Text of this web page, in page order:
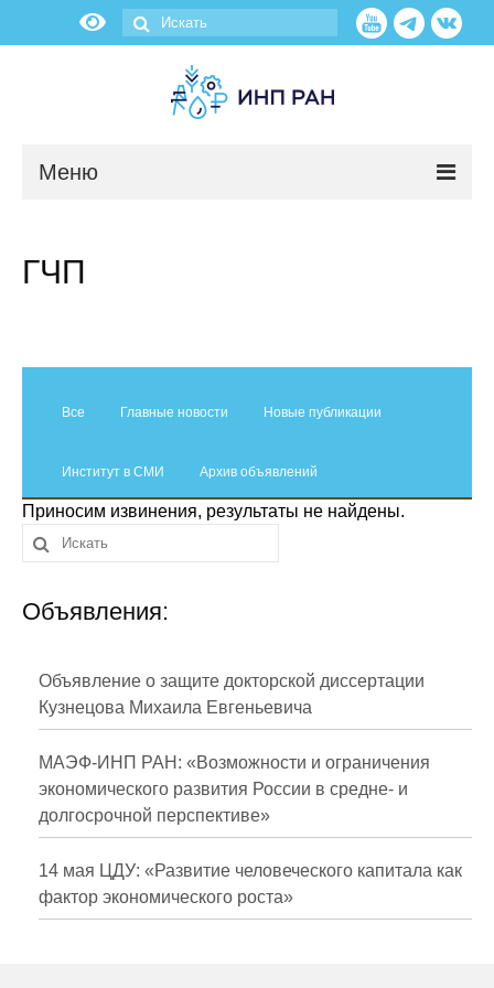
Меню
О нас
Сотрудники
Отчетность
Противодействие коррупции
Публикации
Научная жизнь
Издания
Проблемы прогнозирования
О журнале
ГЧП
Все Главные новости Новые публикации
Институт в СМИ Архив объявлений
Приносим извинения, результаты не найдены.
Объявления:
Объявление о защите докторской диссертации
Кузнецова Михаила Евгеньевича
МАЭФ-ИНП РАН: «Возможности и ограничения
экономического развития России в средне- и
долгосрочной перспективе»
14 мая ЦДУ: «Развитие человеческого капитала как
фактор экономического роста»